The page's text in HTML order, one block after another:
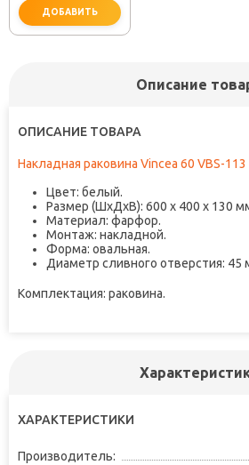
ДОБАВИТЬ
Описание
ОПИСАНИЕ ТОВАРА
Накладная раковина Vincea 60 VBS-113
Цвет: белый.
Размер (ШxДxВ): 600 x 400 x 130
Материал: фарфор.
Монтаж: накладной.
Форма: овальная.
Диаметр сливного отверстия:
Комплектация: раковина.
ХАРАКТЕРИСТИКИ
Производитель: